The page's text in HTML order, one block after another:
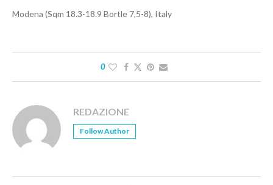
Modena (Sqm 18.3-18.9 Bortle 7,5-8), Italy
0
REDAZIONE
Follow Author